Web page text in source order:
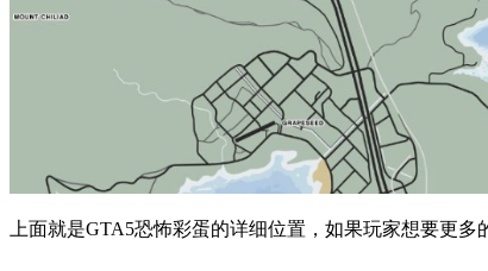
上面就是GTA5恐怖彩蛋的详细位置，如果玩家想要更多